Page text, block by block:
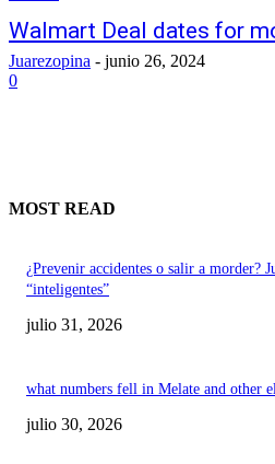
Walmart Deal dates for
Juarezopina - junio 26, 2024
0
MOST READ
¿Prevenir accidentes o salir a morder?
“inteligentes”
julio 31, 2026
what numbers fell in Melate and other
julio 30, 2026